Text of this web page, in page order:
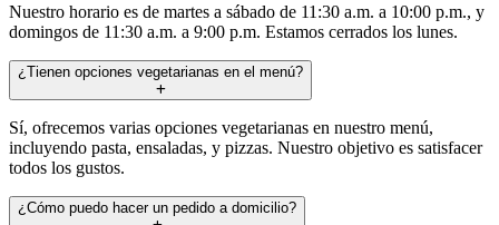
Nuestro horario es de martes a sábado de 11:30 a.m. a 10:00 p.m., y
domingos de 11:30 a.m. a 9:00 p.m. Estamos cerrados los lunes.
¿Tienen opciones vegetarianas en el menú?
Sí, ofrecemos varias opciones vegetarianas en nuestro menú,
incluyendo pasta, ensaladas, y pizzas. Nuestro objetivo es satisfacer
todos los gustos.
¿Cómo puedo hacer un pedido a domicilio?